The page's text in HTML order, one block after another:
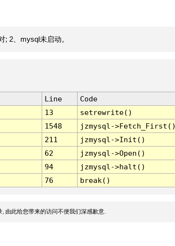
2、mysql未启动。
Line
Code
13
setrewrite()
1548
jzmysql-
211
jzmysql->Init()
62
jzmysql->Open()
94
jzmysql->halt()
76 break()
由此给您带来的访问不便我们深感歉意.